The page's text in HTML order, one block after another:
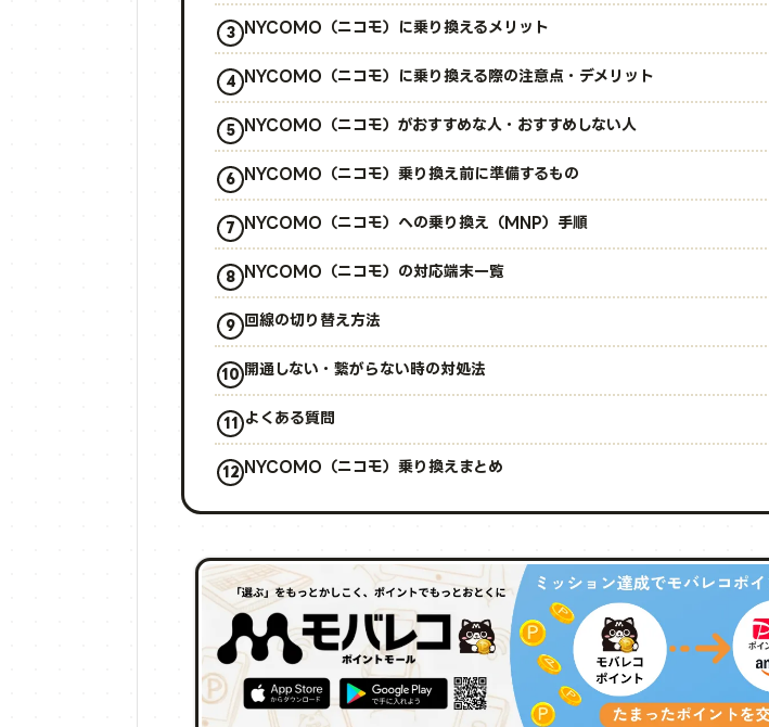
NYCOMO（ニコモ）に乗り換えるメリット
NYCOMO（ニコモ）に乗り換える際の注意点・デメリット
NYCOMO（ニコモ）がおすすめな人・おすすめしない人
NYCOMO（ニコモ）乗り換え前に準備するもの
NYCOMO（ニコモ）への乗り換え（MNP）手順
NYCOMO（ニコモ）の対応端末一覧
回線の切り替え方法
開通しない・繋がらない時の対処法
よくある質問
NYCOMO（ニコモ）乗り換えまとめ